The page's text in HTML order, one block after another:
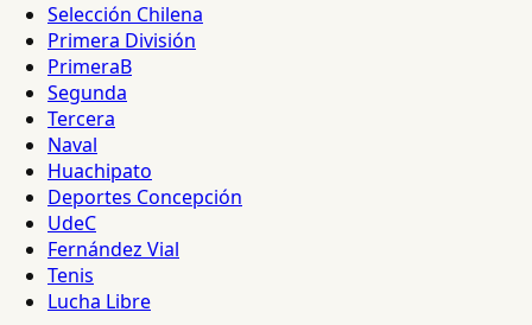
Selección Chilena
Primera División
PrimeraB
Segunda
Tercera
Naval
Huachipato
Deportes Concepción
UdeC
Fernández Vial
Tenis
Lucha Libre